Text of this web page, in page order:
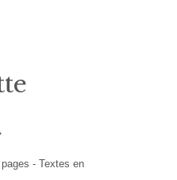
pages -Textes en